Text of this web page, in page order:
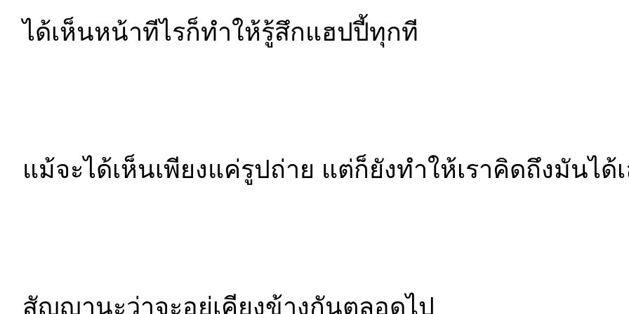
ได้เห็นหน้าทีไรก็ทำให้รู้สึกแฮปปี้ทุกที
แม้จะได้เห็นเพียงแค่รูปถ่าย แต่ก็ยังทำให้เราคิดถึงมันได้
สัญญานะว่าจะอยู่เคียงข้างกันตลอดไป